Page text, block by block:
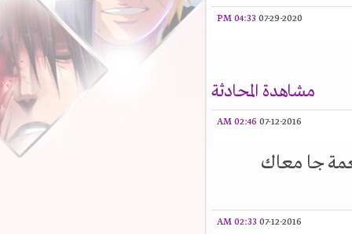
07-29-2020
04:33 PM
مشاهدة المحادثة
07-12-2016
02:46 AM
جا معاك
07-12-2016
02:33 AM